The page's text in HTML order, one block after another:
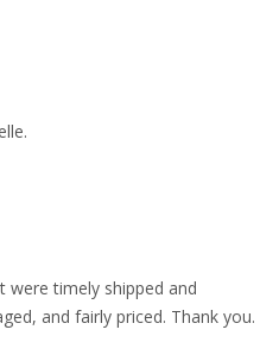
were timely shipped and
and fairly priced. Thank you.